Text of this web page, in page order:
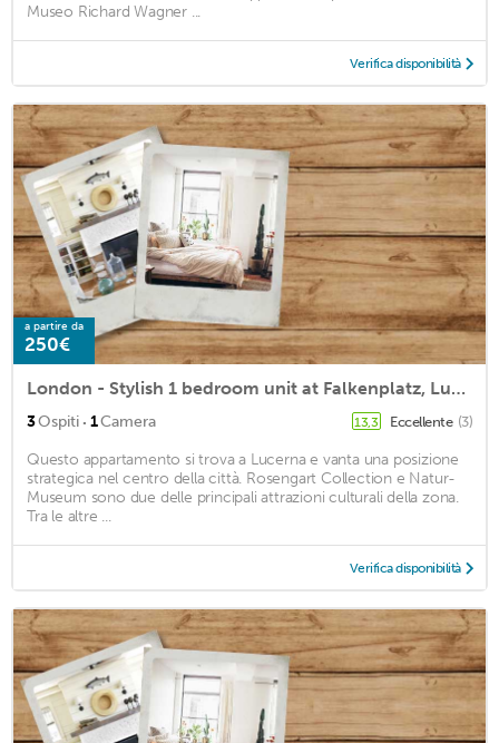
Museo Richard Wagner ...
Verifica disponibilità
a partire da
250€
London - Stylish 1 bedroom unit at Falkenplatz, Lucerne
3Ospiti · 1Camera 13,3 Eccellente (3)
Questo appartamento si trova a Lucerna e vanta una posizione
strategica nel centro della città. Rosengart Collection e Natur-
Museum sono due delle principali attrazioni culturali della zona.
Tra le altre ...
Verifica disponibilità